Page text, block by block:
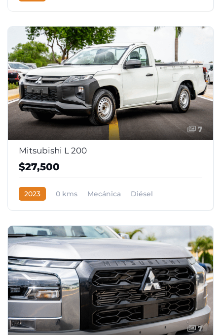
7
Mitsubishi L 200
$27,500
2023 0 kms Mecánica Diésel
7